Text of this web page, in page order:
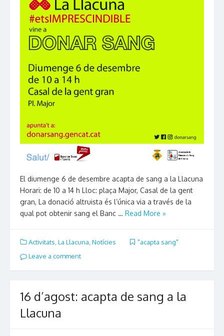
El diumenge 6 de desembre acapta de sang a la Llacuna
Horari: de 10 a 14 h Lloc: plaça Major, Casal de la gent
gran, La donació altruista és l’única via a través de la
qual pot obtenir sang el Banc … Read More »
Activitats La Llacuna Notícies
"acapta sang"
Leave a comment
16 d’agost: acapta de sang a la
Llacuna